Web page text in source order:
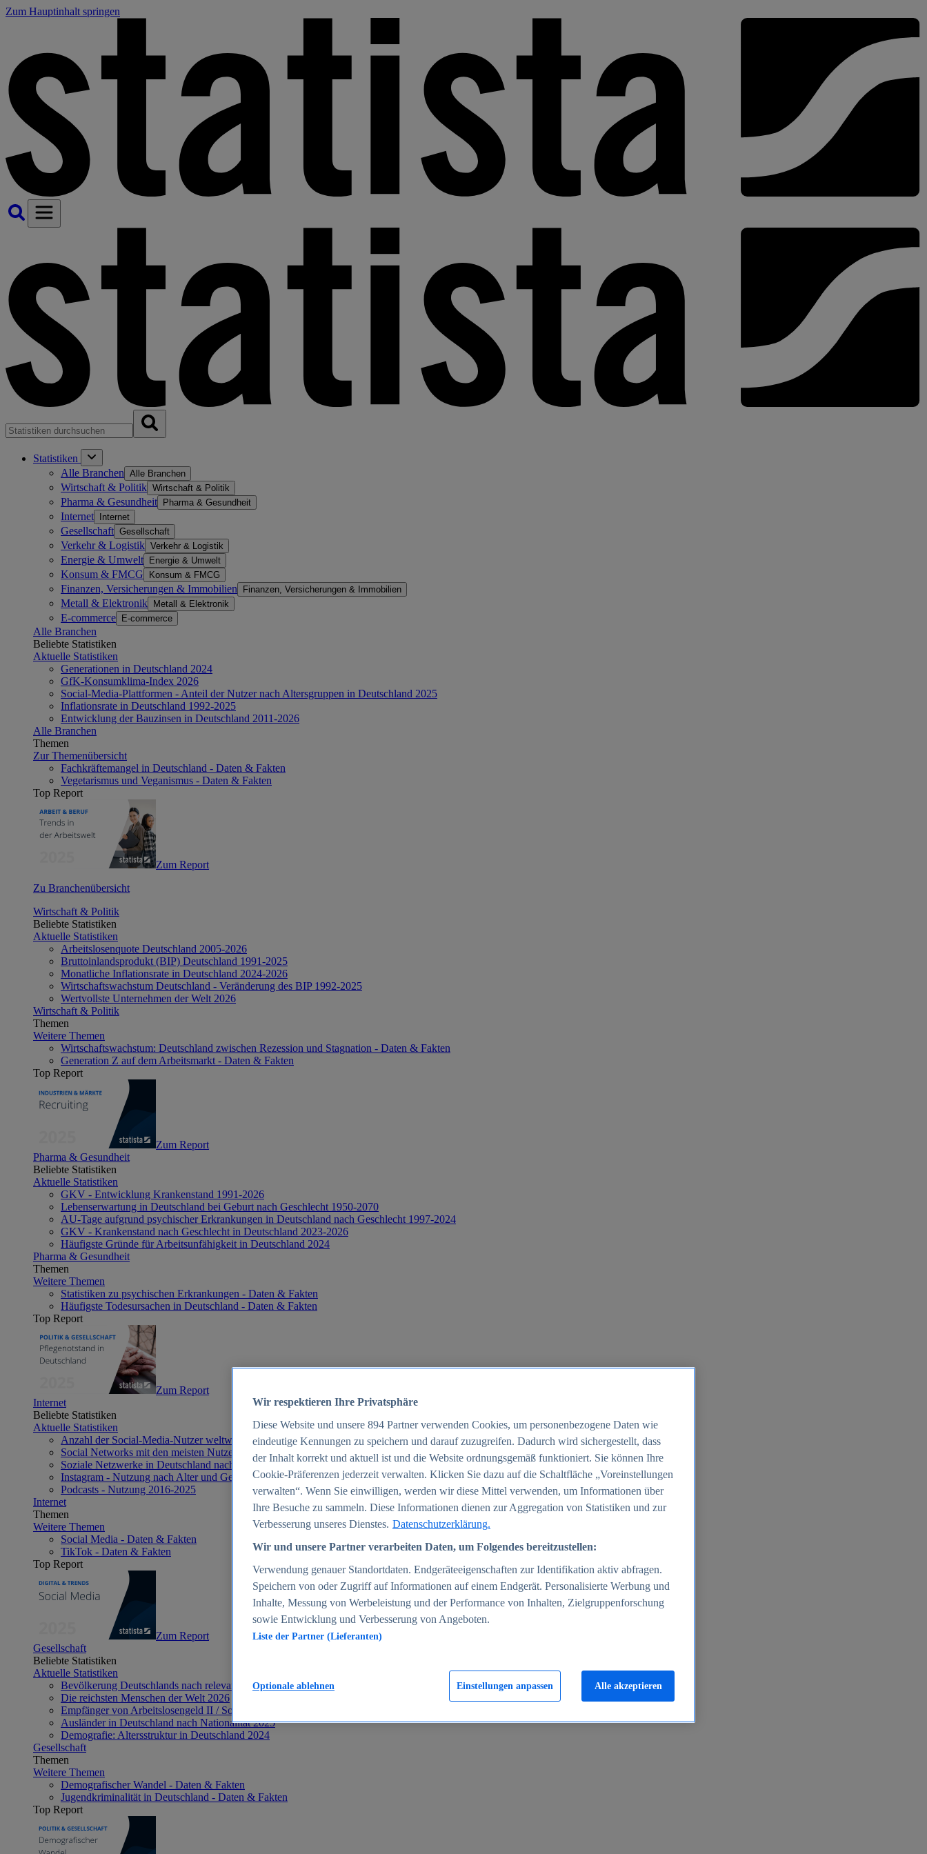
Zum Hauptinhalt springen
Statistiken
Alle Branchen Alle Branchen
Wirtschaft & Politik Wirtschaft & Politik
Pharma & Gesundheit Pharma & Gesundheit
Internet Internet
Gesellschaft Gesellschaft
Verkehr & Logistik Verkehr & Logistik
Energie & Umwelt Energie & Umwelt
Konsum & FMCG Konsum & FMCG
Finanzen, Versicherungen & Immobilien Finanzen, Versicherungen & Immobilien
Metall & Elektronik Metall & Elektronik
E-commerce E-commerce
Alle Branchen
Beliebte Statistiken
Aktuelle Statistiken
Generationen in Deutschland 2024
GfK-Konsumklima-Index 2026
Social-Media-Plattformen - Anteil der Nutzer nach Altersgruppen in Deutschland 2025
Inflationsrate in Deutschland 1992-2025
Entwicklung der Bauzinsen in Deutschland 2011-2026
Alle Branchen
Themen
Zur Themenübersicht
Fachkräftemangel in Deutschland - Daten & Fakten
Vegetarismus und Veganismus - Daten & Fakten
Top Report
Zum Report
Zu Branchenübersicht
Wirtschaft & Politik
Beliebte Statistiken
Aktuelle Statistiken
Arbeitslosenquote Deutschland 2005-2026
Bruttoinlandsprodukt (BIP) Deutschland 1991-2025
Monatliche Inflationsrate in Deutschland 2024-2026
Wirtschaftswachstum Deutschland - Veränderung des BIP 1992-2025
Wertvollste Unternehmen der Welt 2026
Wirtschaft & Politik
Themen
Weitere Themen
Wirtschaftswachstum: Deutschland zwischen Rezession und Stagnation - Daten & Fakten
Generation Z auf dem Arbeitsmarkt - Daten & Fakten
Top Report
Zum Report
Pharma & Gesundheit
Beliebte Statistiken
Aktuelle Statistiken
GKV - Entwicklung Krankenstand 1991-2026
Lebenserwartung in Deutschland bei Geburt nach Geschlecht 1950-2070
AU-Tage aufgrund psychischer Erkrankungen in Deutschland nach Geschlecht 1997-2024
GKV - Krankenstand nach Geschlecht in Deutschland 2023-2026
Häufigste Gründe für Arbeitsunfähigkeit in Deutschland 2024
Pharma & Gesundheit
Themen
Weitere Themen
Statistiken zu psychischen Erkrankungen - Daten & Fakten
Häufigste Todesursachen in Deutschland - Daten & Fakten
Top Report
Zum Report
Internet
Beliebte Statistiken
Aktuelle Statistiken
Anzahl der Social-Media-Nutzer weltweit 2012-2025
Social Networks mit den meisten Nutzern weltweit 2025
Soziale Netzwerke in Deutschland nach Generationen 2025
Instagram - Nutzung nach Alter und Geschlecht in Deutschland 2025
Podcasts - Nutzung 2016-2025
Internet
Themen
Weitere Themen
Social Media - Daten & Fakten
TikTok - Daten & Fakten
Top Report
Zum Report
Gesellschaft
Beliebte Statistiken
Aktuelle Statistiken
Bevölkerung Deutschlands nach relevanten Altersgruppen 2024
Die reichsten Menschen der Welt 2026
Empfänger von Arbeitslosengeld II / Sozialgeld / Bürgergeld in Deutschland 2005-2025
Ausländer in Deutschland nach Nationalität 2025
Demografie: Altersstruktur in Deutschland 2024
Gesellschaft
Themen
Weitere Themen
Demografischer Wandel - Daten & Fakten
Jugendkriminalität in Deutschland - Daten & Fakten
Top Report
Wir respektieren Ihre Privatsphäre
Diese Website und unsere 894 Partner verwenden Cookies, um personenbezogene Daten wie
eindeutige Kennungen zu speichern und darauf zuzugreifen. Dadurch wird sichergestellt, dass
der Inhalt korrekt und aktuell ist und die Website ordnungsgemäß funktioniert. Sie können Ihre
Cookie-Präferenzen jederzeit verwalten. Klicken Sie dazu auf die Schaltfläche „Voreinstellungen
verwalten“. Wenn Sie einwilligen, werden wir diese Mittel verwenden, um Informationen über
Ihre Besuche zu sammeln. Diese Informationen dienen zur Aggregation von Statistiken und zur
Verbesserung unseres Dienstes. Datenschutzerklärung.
Wir und unsere Partner verarbeiten Daten, um Folgendes bereitzustellen:
Verwendung genauer Standortdaten. Endgeräteeigenschaften zur Identifikation aktiv abfragen.
Speichern von oder Zugriff auf Informationen auf einem Endgerät. Personalisierte Werbung und
Inhalte, Messung von Werbeleistung und der Performance von Inhalten, Zielgruppenforschung
sowie Entwicklung und Verbesserung von Angeboten.
Liste der Partner (Lieferanten)
Einstellungen anpassen
Optionale ablehnen Alle akzeptieren